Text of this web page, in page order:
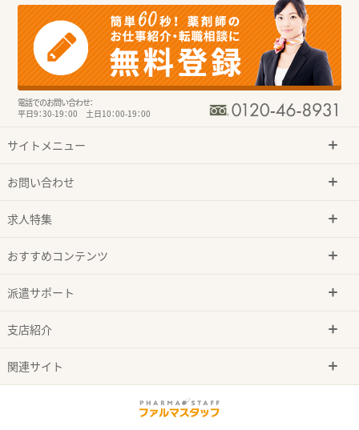
電話でのお問い合わせ：
平日9：30-19：00 土日10：00-19：00
サイトメニュー
お問い合わせ
求人特集
おすすめコンテンツ
派遣サポート
支店紹介
関連サイト